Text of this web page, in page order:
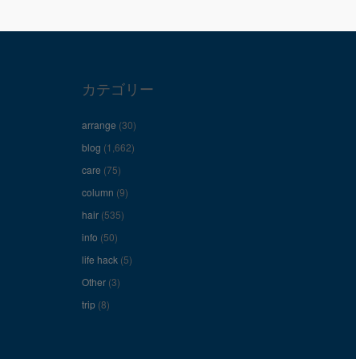
カテゴリー
arrange (30)
blog (1,662)
care (75)
column (9)
hair (535)
info (50)
life hack (5)
Other (3)
trip (8)